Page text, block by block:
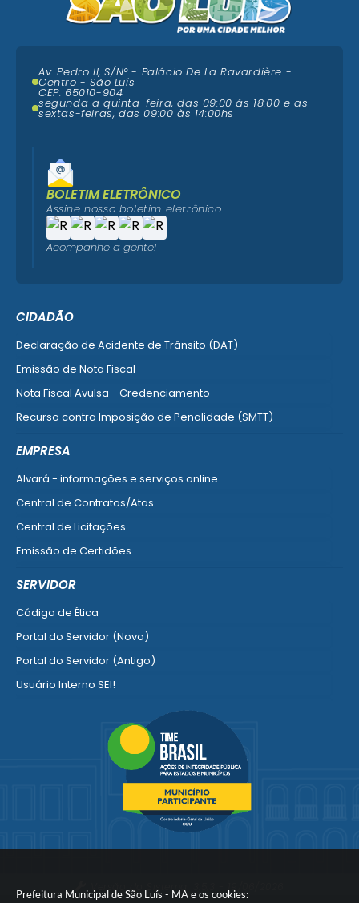
Prefeitura Municipal de São Luís - MA e os cookies:
CIDADÃO
Declaração de Acidente de Trânsito (DAT)
Emissão de Nota Fiscal
Nota Fiscal Avulsa - Credenciamento
Recurso contra Imposição de Penalidade (SMTT)
EMPRESA
Alvará - informações e serviços online
Central de Contratos/Atas
Central de Licitações
Emissão de Certidões
SERVIDOR
Código de Ética
Portal do Servidor (Novo)
Portal do Servidor (Antigo)
Usuário Interno SEI!
Portal do Segurado
Manual de Gestão Patrimonial
Ver mais serviços para o Servidor
Av. Pedro II, S/N° - Palácio De La Ravardière -
Centro - São Luís
CEP: 65010-904
segunda a quinta-feira, das 09:00 ás 18:00 e as
sextas-feiras, das 09:00 às 14:00hs
BOLETIM ELETRÔNICO
Assine nosso boletim eletrônico
Acompanhe a gente!